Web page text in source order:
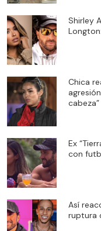
Shirley
Chica
cabeza”
Ex
con
Así
ruptura